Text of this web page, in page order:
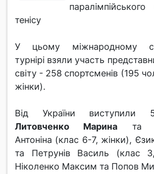
паралімпійського
тенісу
У цьому міжнародному
турнірі взяли участь
світу - 258 спортсменів (195
жінки).
Від України виступили
Литовченко Марина та
Антоніна (клас 6-7, жінки),
та Петрунів Василь (клас
Ніколенко Максим та Попов